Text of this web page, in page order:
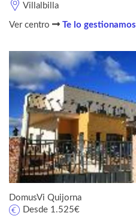
Villalbilla
Ver centro Te lo gestionamos
DomusVi Quijorna
Desde 1.525€